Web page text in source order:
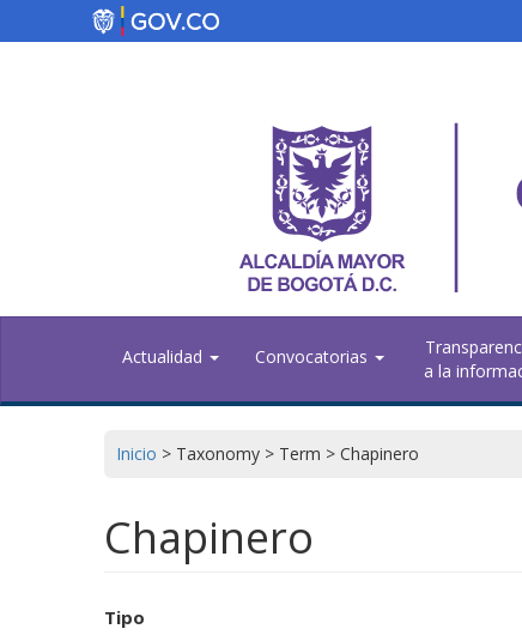
Actualidad Convocatorias
a la
Inicio > Taxonomy > Term > Chapinero
Chapinero
Tipo